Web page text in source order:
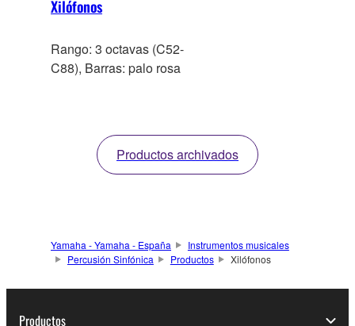
Xilófonos
Rango: 3 octavas (C52-
C88), Barras: palo rosa
Productos archivados
Yamaha - Yamaha - España
Instrumentos musicales
Percusión Sinfónica
Productos Xilófonos
Productos